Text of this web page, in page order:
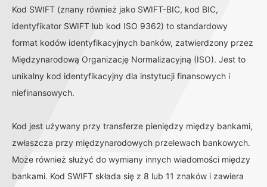
Kod SWIFT (znany również jako SWIFT-BIC, kod BIC,
identyfikator SWIFT lub kod ISO 9362) to standardowy
format kodów identyfikacyjnych banków, zatwierdzony przez
Międzynarodową Organizację Normalizacyjną (ISO). Jest to
unikalny kod identyfikacyjny dla instytucji finansowych i
niefinansowych.
Kod jest używany przy transferze pieniędzy między bankami,
zwłaszcza przy międzynarodowych przelewach bankowych.
Może również służyć do wymiany innych wiadomości między
bankami. Kod SWIFT składa się z 8 lub 11 znaków i zawiera